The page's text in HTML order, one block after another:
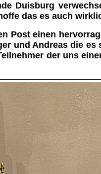
Duisburg
das es auch
Post einen
und Andreas die
der uns